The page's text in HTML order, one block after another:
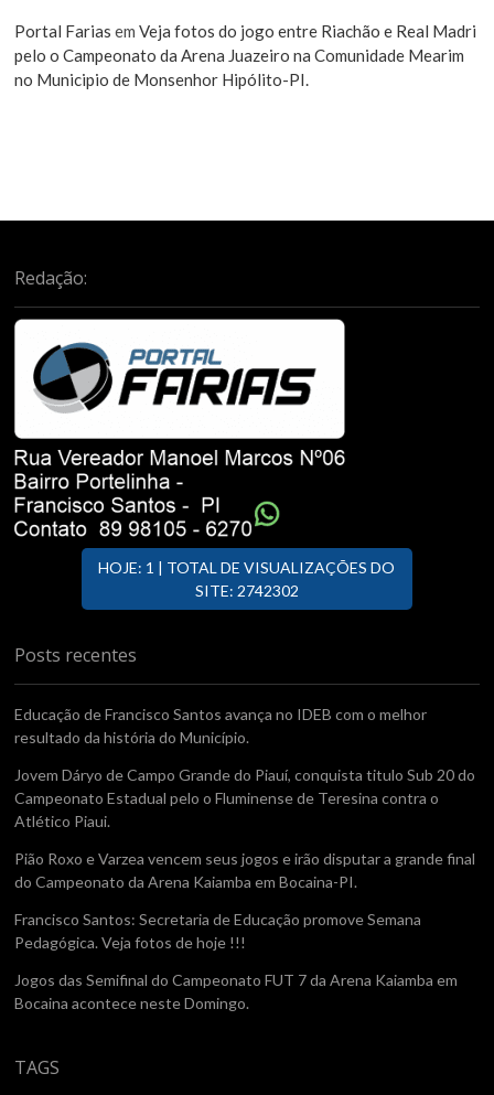
Portal Farias emVeja fotos do jogo entre Riachão e Real Madri
pelo o Campeonato da Arena Juazeiro na Comunidade Mearim
no Municipio de Monsenhor Hipólito-PI.
Redação:
HOJE: 1 | TOTAL DE VISUALIZAÇÕES DO
SITE: 2742302
Posts recentes
Educação de Francisco Santos avança no IDEB com o melhor
resultado da história do Município.
Jovem Dáryo de Campo Grande do Piauí, conquista titulo Sub 20 do
Campeonato Estadual pelo o Fluminense de Teresina contra o
Atlético Piaui.
Pião Roxo e Varzea vencem seus jogos e irão disputar a grande final
do Campeonato da Arena Kaiamba em Bocaina-PI.
Francisco Santos: Secretaria de Educação promove Semana
Pedagógica. Veja fotos de hoje !!!
Jogos das Semifinal do Campeonato FUT 7 da Arena Kaiamba em
Bocaina acontece neste Domingo.
TAGS